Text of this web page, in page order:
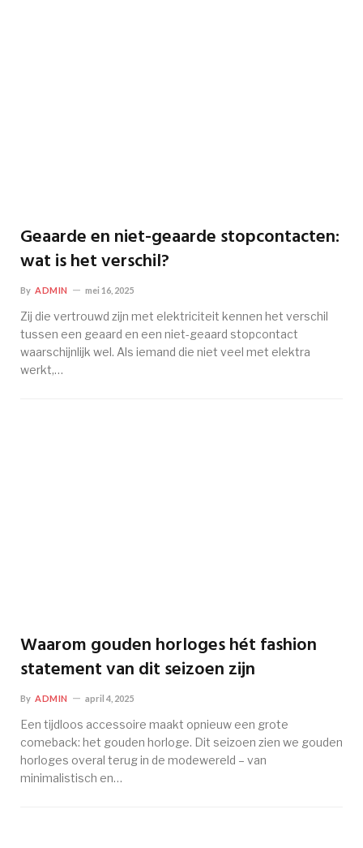
Geaarde en niet-geaarde stopcontacten:
wat is het verschil?
By ADMIN mei 16, 2025
Zij die vertrouwd zijn met elektriciteit kennen het verschil
tussen een geaard en een niet-geaard stopcontact
waarschijnlijk wel. Als iemand die niet veel met elektra
werkt,…
Waarom gouden horloges hét fashion
statement van dit seizoen zijn
By ADMIN april 4, 2025
Een tijdloos accessoire maakt opnieuw een grote
comeback: het gouden horloge. Dit seizoen zien we gouden
horloges overal terug in de modewereld – van
minimalistisch en…